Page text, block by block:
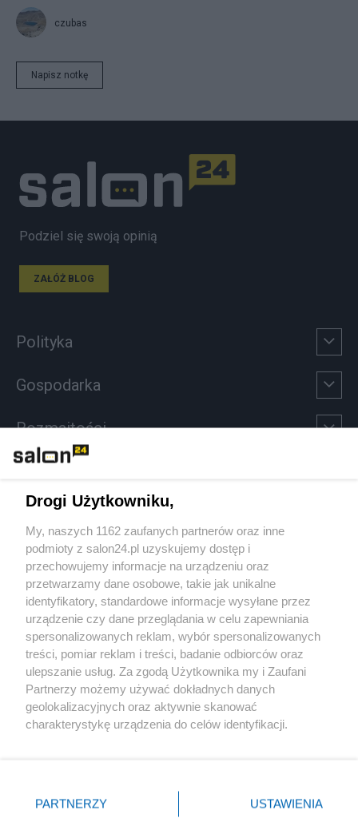
czubas
Napisz notkę
Podziel się swoją opinią
ZAŁÓŻ BLOG
Polityka
Gospodarka
Rozmaitości
Sport
Społeczeństwo
Kultura
X Facebook Instagram Youtube
Drogi Użytkowniku,
My, naszych 1162 zaufanych partnerów oraz inne
podmioty z salon24.pl uzyskujemy dostęp i
przechowujemy informacje na urządzeniu oraz
przetwarzamy dane osobowe, takie jak unikalne
identyfikatory, standardowe informacje wysyłane przez
urządzenie czy dane przeglądania w celu zapewniania
spersonalizowanych reklam, wybór spersonalizowanych
treści, pomiar reklam i treści, badanie odbiorców oraz
ulepszanie usług. Za zgodą Użytkownika my i Zaufani
Partnerzy możemy używać dokładnych danych
geolokalizacyjnych oraz aktywnie skanować
charakterystykę urządzenia do celów identyfikacji.
zmienić/wycofać klikając przycisk ustawień prywatności
znajdujący się w lewym dolnym rogu strony
PARTNERZY USTAWIENIA